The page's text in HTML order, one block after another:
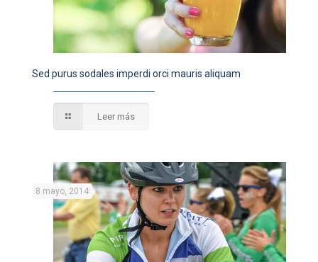
Sed purus sodales imperdi orci mauris aliquam
Leer más
8 mayo, 2014